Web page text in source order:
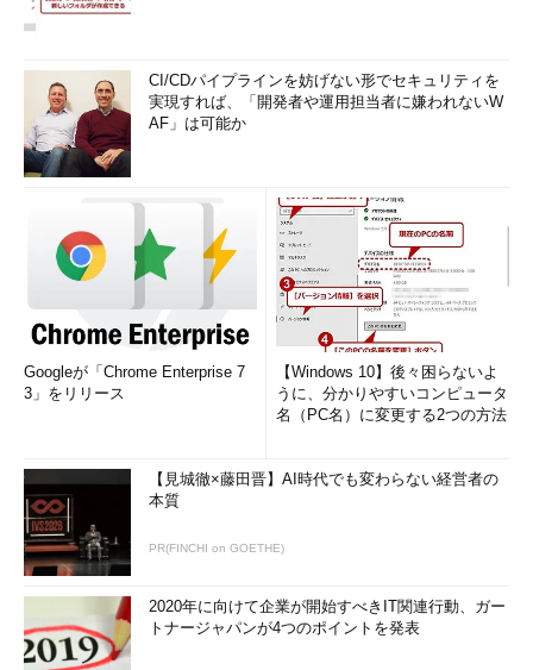
CI/CDパイプラインを妨げない形でセキュリティを
実現すれば、「開発者や運用担当者に嫌われないW
AF」は可能か
Googleが「Chrome Enterprise 7
3」をリリース
【Windows 10】後々困らないよ
うに、分かりやすいコンピュータ
名（PC名）に変更する2つの方法
【見城徹×藤田晋】AI時代でも変わらない経営者の
本質
PR(FINCHI on GOETHE)
2020年に向けて企業が開始すべきIT関連行動、ガー
トナージャパンが4つのポイントを発表